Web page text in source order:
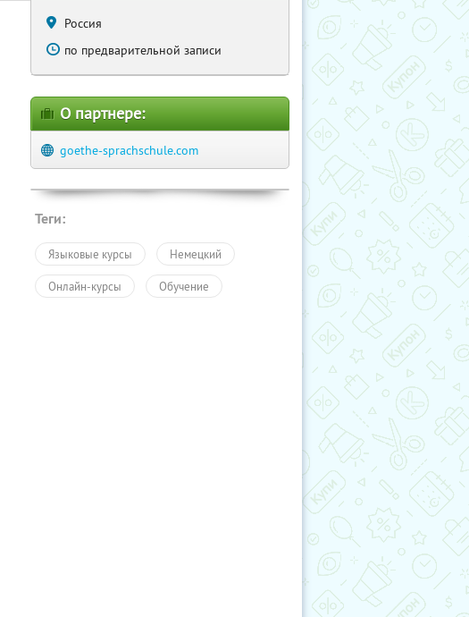
Россия
по предварительной записи
О партнере:
goethe-sprachschule.com
Теги:
Языковые курсы Немецкий
Онлайн-курсы Обучение